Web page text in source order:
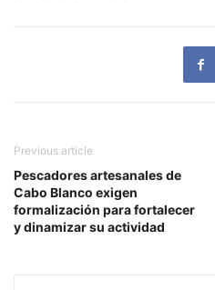
Previous article
Pescadores artesanales de
Cabo Blanco exigen
formalización para fortalecer
y dinamizar su actividad